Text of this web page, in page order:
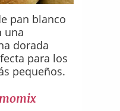
pan blanco
una
dorada
para los
pequeños.